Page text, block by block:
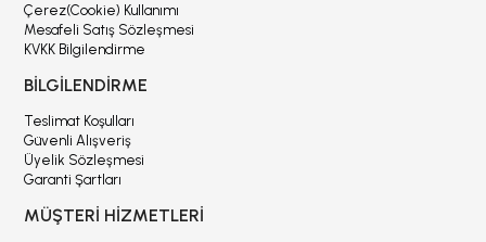
Çerez(Cookie) Kullanımı
Mesafeli Satış Sözleşmesi
KVKK Bilgilendirme
BİLGİLENDİRME
Teslimat Koşulları
Güvenli Alışveriş
Üyelik Sözleşmesi
Garanti Şartları
MÜŞTERİ HİZMETLERİ